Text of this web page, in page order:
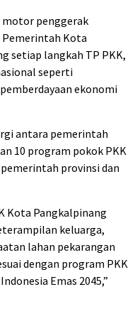
motor penggerak
Kota
setiap langkah TP PKK,
seperti
ekonomi
antara pemerintah
10 program pokok PKK
provinsi dan
Kota Pangkalpinang
keluarga,
lahan pekarangan
dengan program PKK
Emas 2045,”